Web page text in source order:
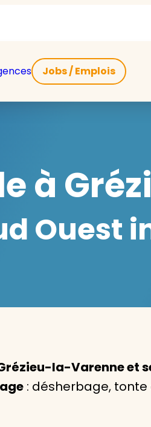
Jobs / Emplois
à domicile
!
l’entretien de votre logement,
à
la-Varenne et
: désherbage, tonte